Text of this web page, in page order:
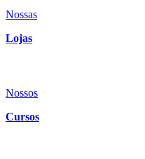
Nossas
Lojas
Nossos
Cursos